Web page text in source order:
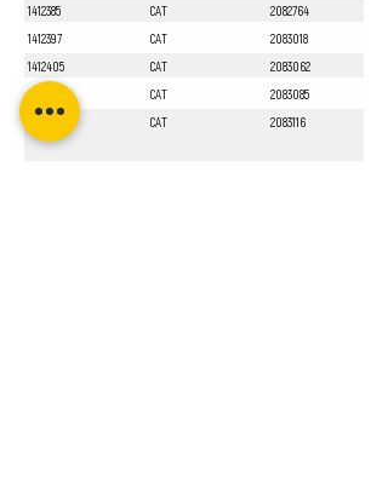
1412385
CAT
2082764
1412397
CAT
2083018
1412405
CAT
2083062
1412551
CAT
2083085
CAT 2083116